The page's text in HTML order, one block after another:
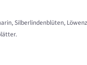
Silberlindenblüten,